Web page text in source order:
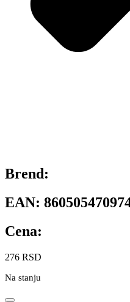
Brend:
EAN:
Cena:
276 RSD
Na stanju